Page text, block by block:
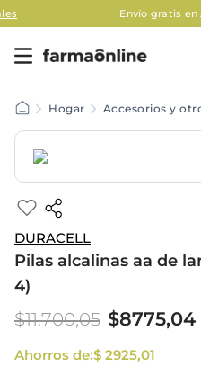
Envío gratis en AMBA
Hogar Accesorios y
DURACELL
Pilas alcalinas aa de
4)
$11.700,05 $8775,04
Ahorros de:$ 2925,01